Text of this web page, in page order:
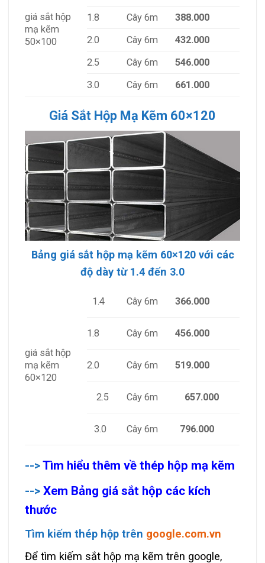
giá sắt hộp
mạ kẽm
50×100
1.8
Cây 6m
388.000
2.0
Cây 6m
432.000
2.5
Cây 6m
546.000
3.0
Cây 6m 661.000
Giá Sắt Hộp Mạ Kẽm 60×120
Bảng giá sắt hộp mạ kẽm 60×120 với các
độ dày từ 1.4 đến 3.0
giá sắt hộp
mạ kẽm
60×120
1.4 Cây 6m 366.000
1.8 Cây 6m 456.000
2.0 Cây 6m 519.000
2.5 Cây 6m 657.000
3.0 Cây 6m 796.000
-->Tìm hiểu thêm về thép hộp mạ kẽm
-->Xem Bảng giá sắt hộp các kích
thước
Tìm kiếm thép hộp trên google.com.vn
Để tìm kiếm sắt hộp mạ kẽm trên google,